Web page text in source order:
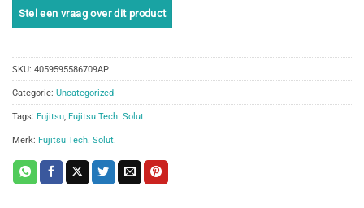
SKU: 4059595586709AP
Categorie: Uncategorized
Tags: Fujitsu Fujitsu Tech. Solut.
Merk: Fujitsu Tech. Solut.